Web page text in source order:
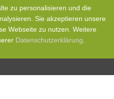
zu personalisieren und die
Sie akzeptieren unsere
Webseite zu nutzen. Weitere
Datenschutzerklärung